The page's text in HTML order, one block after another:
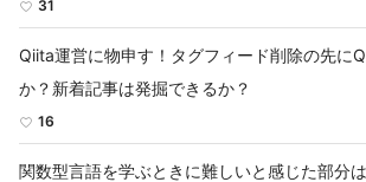
31
Qiita運営に物申す！タグフィード削除の先に
か？新着記事は発掘できるか？
16
関数型言語を学ぶときに難しいと感じた部分